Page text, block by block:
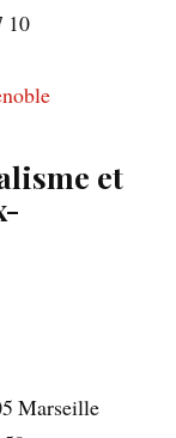
10
et
Marseille